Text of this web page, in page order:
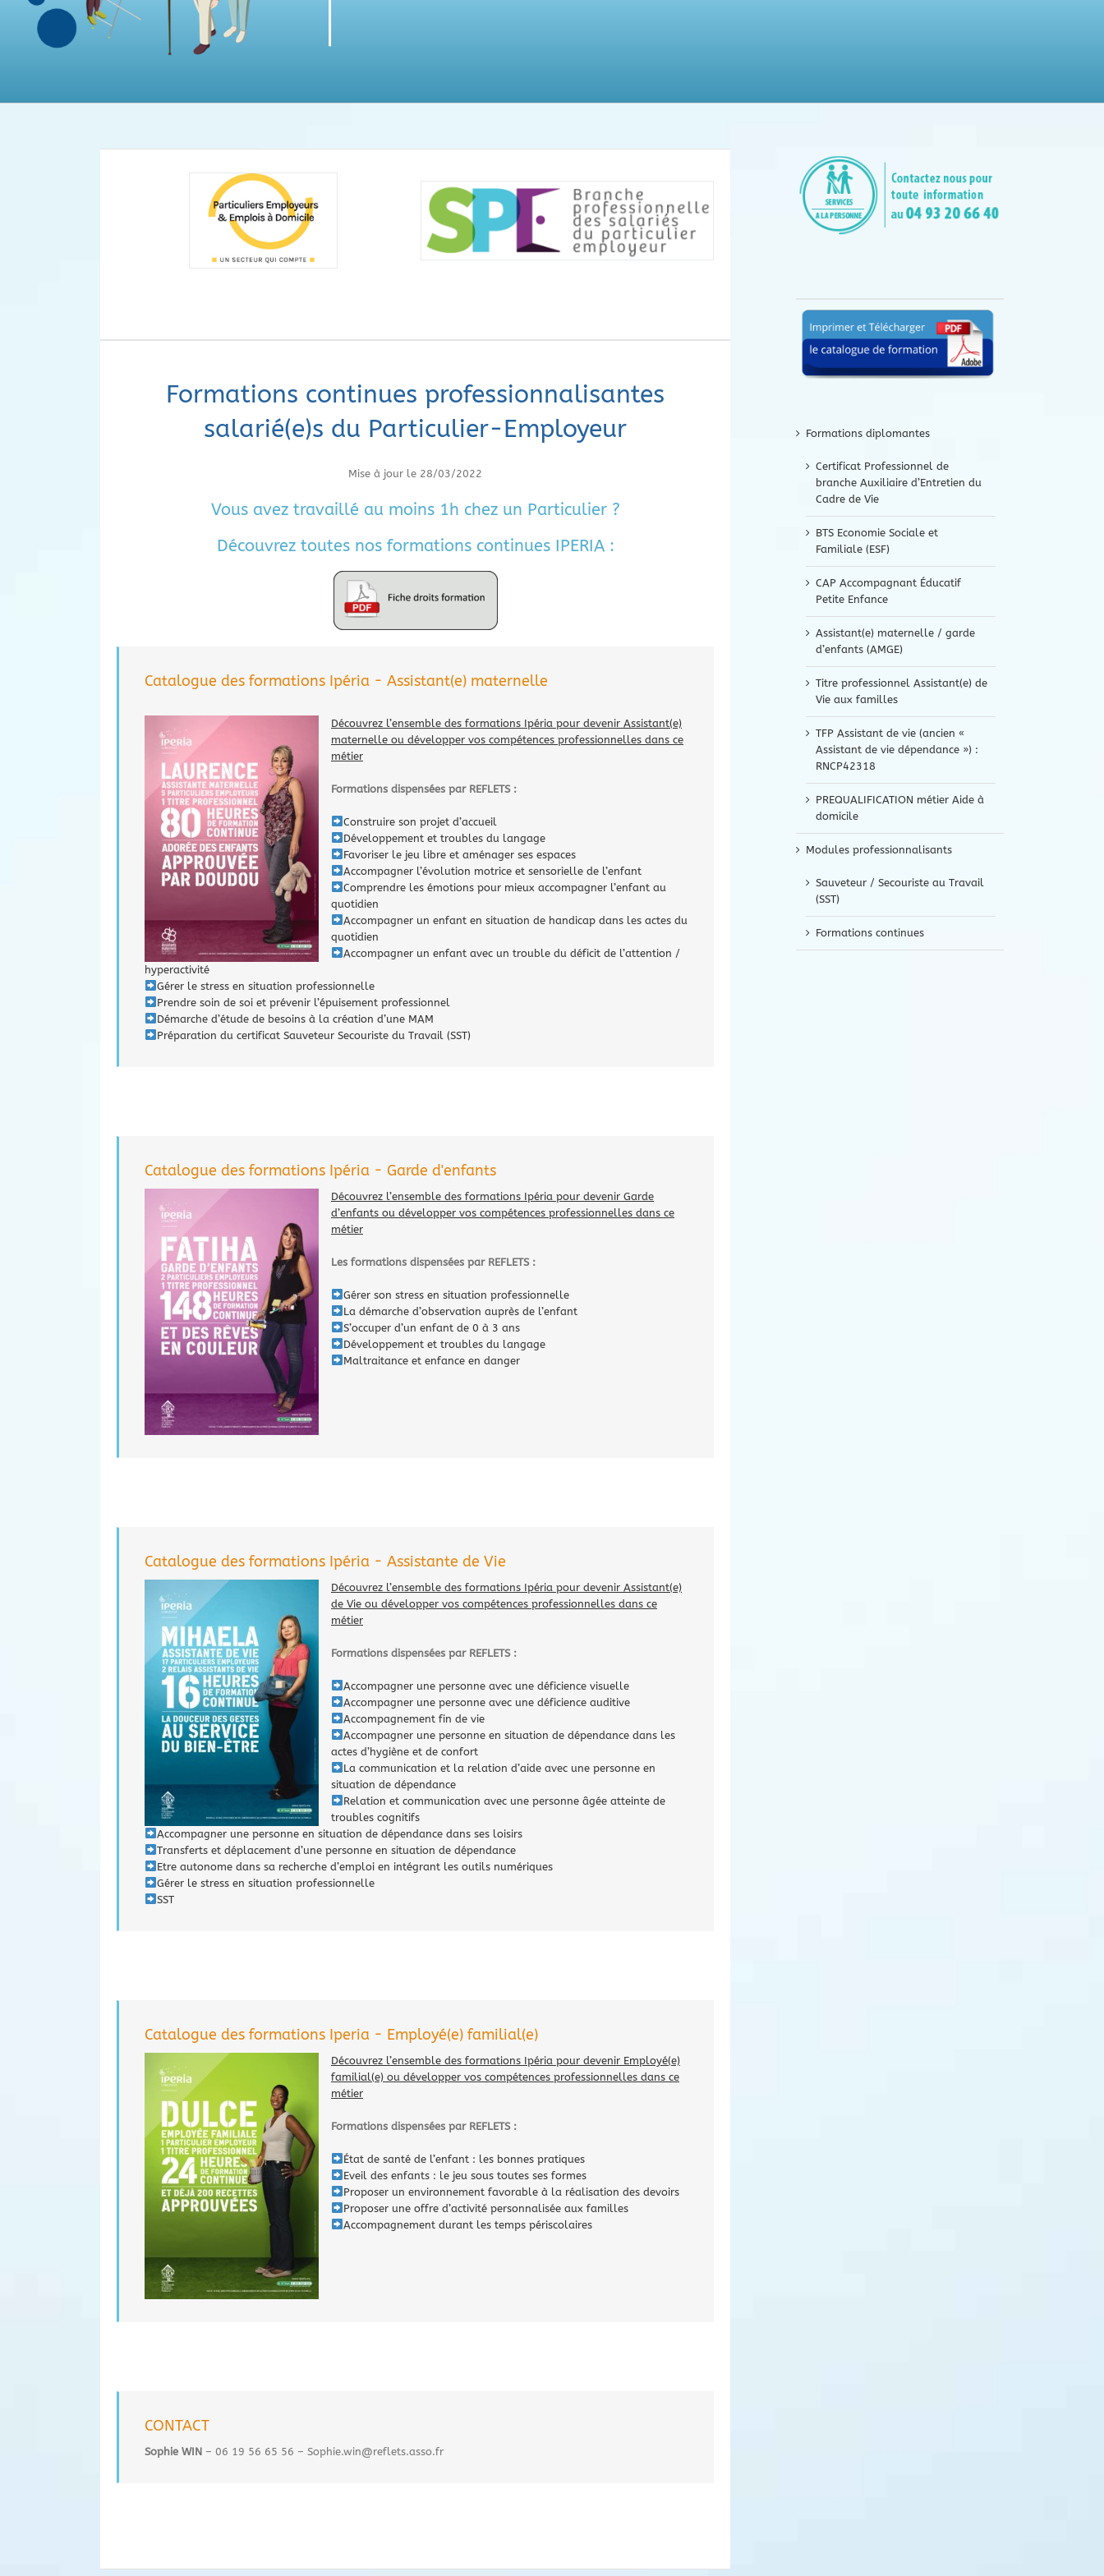
Formations continues professionnalisantes
salarié(e)s du Particulier-Employeur
Mise à jour le 28/03/2022
Vous avez travaillé au moins 1h chez un Particulier ?
Découvrez toutes nos formations continues IPERIA :
Catalogue des formations Ipéria - Assistant(e) maternelle
Découvrez l’ensemble des formations Ipéria pour devenir Assistant(e)
maternelle ou développer vos compétences professionnelles dans ce
métier
Formations dispensées par REFLETS :
Construire son projet d’accueil
Développement et troubles du langage
Favoriser le jeu libre et aménager ses espaces
Accompagner l’évolution motrice et sensorielle de l’enfant
Comprendre les émotions pour mieux accompagner l’enfant au
quotidien
Accompagner un enfant en situation de handicap dans les actes du
quotidien
Accompagner un enfant avec un trouble du déficit de l’attention /
hyperactivité
Gérer le stress en situation professionnelle
Prendre soin de soi et prévenir l’épuisement professionnel
Démarche d’étude de besoins à la création d’une MAM
Préparation du certificat Sauveteur Secouriste du Travail (SST)
Catalogue des formations Ipéria - Garde d'enfants
Découvrez l’ensemble des formations Ipéria pour devenir Garde
d’enfants ou développer vos compétences professionnelles dans ce
métier
Les formations dispensées par REFLETS :
Gérer son stress en situation professionnelle
La démarche d’observation auprès de l’enfant
S’occuper d’un enfant de 0 à 3 ans
Développement et troubles du langage
Maltraitance et enfance en danger
Catalogue des formations Ipéria - Assistante de Vie
Découvrez l’ensemble des formations Ipéria pour devenir Assistant(e)
de Vie ou développer vos compétences professionnelles dans ce
métier
Formations dispensées par REFLETS :
Accompagner une personne avec une déficience visuelle
Accompagner une personne avec une déficience auditive
Accompagnement fin de vie
Accompagner une personne en situation de dépendance dans les
actes d’hygiène et de confort
La communication et la relation d’aide avec une personne en
situation de dépendance
Relation et communication avec une personne âgée atteinte de
troubles cognitifs
Accompagner une personne en situation de dépendance dans ses loisirs
Transferts et déplacement d’une personne en situation de dépendance
Etre autonome dans sa recherche d’emploi en intégrant les outils numériques
Gérer le stress en situation professionnelle
SST
Catalogue des formations Iperia - Employé(e) familial(e)
Découvrez l’ensemble des formations Ipéria pour devenir Employé(e)
familial(e) ou développer vos compétences professionnelles dans ce
métier
Formations dispensées par REFLETS :
État de santé de l’enfant : les bonnes pratiques
Eveil des enfants : le jeu sous toutes ses formes
Proposer un environnement favorable à la réalisation des devoirs
Proposer une offre d’activité personnalisée aux familles
Accompagnement durant les temps périscolaires
CONTACT
Sophie WIN – 06 19 56 65 56 – Sophie.win@reflets.asso.fr
Formations diplomantes
Certificat Professionnel de
branche Auxiliaire d’Entretien du
Cadre de Vie
BTS Economie Sociale et
Familiale (ESF)
CAP Accompagnant Éducatif
Petite Enfance
Assistant(e) maternelle / garde
d’enfants (AMGE)
Titre professionnel Assistant(e) de
Vie aux familles
TFP Assistant de vie (ancien «
Assistant de vie dépendance ») :
RNCP42318
PREQUALIFICATION métier Aide à
domicile
Modules professionnalisants
Sauveteur / Secouriste au Travail
(SST)
Formations continues